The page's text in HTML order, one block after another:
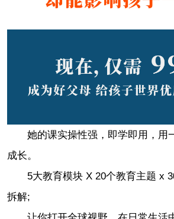
她的课实操性强，即学即用，用
成长。
5大教育模块 X 20个教育主题 x
拆解;